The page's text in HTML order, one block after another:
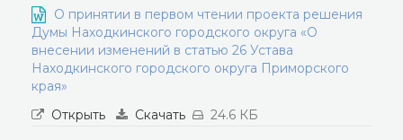
О принятии в первом чтении проекта решения
Думы Находкинского городского округа «О
внесении изменений в статью 26 Устава
Находкинского городского округа Приморского
края»
Открыть
Скачать 24.6 КБ